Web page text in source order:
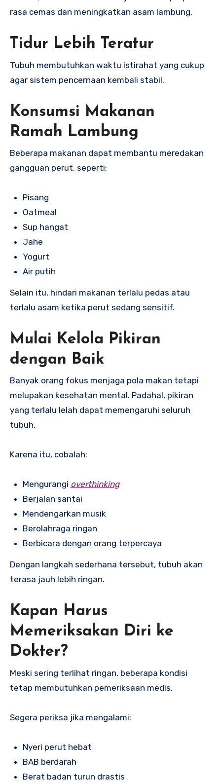
rasa cemas dan meningkatkan asam lambung.
Tidur Lebih Teratur
Tubuh membutuhkan waktu istirahat yang cukup
agar sistem pencernaan kembali stabil.
Konsumsi Makanan
Ramah Lambung
Beberapa makanan dapat membantu meredakan
gangguan perut, seperti:
Pisang
Oatmeal
Sup hangat
Jahe
Yogurt
Air putih
Selain itu, hindari makanan terlalu pedas atau
terlalu asam ketika perut sedang sensitif.
Mulai Kelola Pikiran
dengan Baik
Banyak orang fokus menjaga pola makan tetapi
melupakan kesehatan mental. Padahal, pikiran
yang terlalu lelah dapat memengaruhi seluruh
tubuh.
Karena itu, cobalah:
Mengurangi overthinking
Berjalan santai
Mendengarkan musik
Berolahraga ringan
Berbicara dengan orang terpercaya
Dengan langkah sederhana tersebut, tubuh akan
terasa jauh lebih ringan.
Kapan Harus
Memeriksakan Diri ke
Dokter?
Meski sering terlihat ringan, beberapa kondisi
tetap membutuhkan pemeriksaan medis.
Segera periksa jika mengalami:
Nyeri perut hebat
BAB berdarah
Berat badan turun drastis